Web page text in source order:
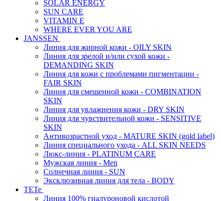
SOLAR ENERGY
SUN CARE
VITAMIN E
WHERE EVER YOU ARE
JANSSEN
Линия для жирной кожи - OILY SKIN
Линия для зрелой и/или сухой кожи -
DEMANDING SKIN
Линия для кожи с проблемами пигментации -
FAIR SKIN
Линия для смешенной кожи - COMBINATION
SKIN
Линия для увлажнения кожи - DRY SKIN
Линия для чувствительной кожи - SENSITIVE
SKIN
Антивозрастной уход - MATURE SKIN (gold label)
Линия специального ухода - ALL SKIN NEEDS
Люкс-линия - PLATINUM CARE
Мужская линия - Men
Солнечная линия - SUN
Эксклюзивная линия для тела - BODY
TETe
Линия 100% гиалуроновой кислотой